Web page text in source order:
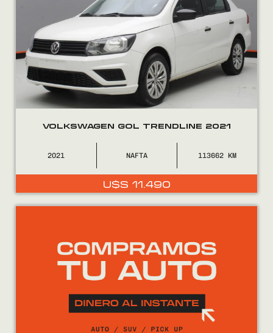
VOLKSWAGEN GOL TRENDLINE 2021
2021 NAFTA 113662
U$S 11.490